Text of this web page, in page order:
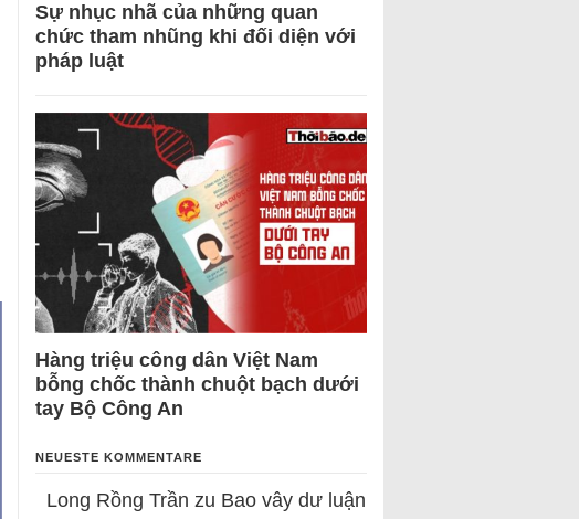
Sự nhục nhã của những quan
chức tham nhũng khi đối diện với
pháp luật
Hàng triệu công dân Việt Nam
bỗng chốc thành chuột bạch dưới
tay Bộ Công An
NEUESTE KOMMENTARE
Long Rồng Trần zu Bao vây dư luận